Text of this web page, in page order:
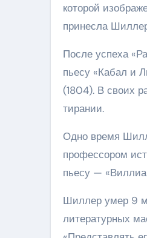
которой
принесла
После успеха
пьесу «Кабал и
(1804). В своих
тирании.
Одно время
профессором
пьесу —
Шиллер умер 9
литературных